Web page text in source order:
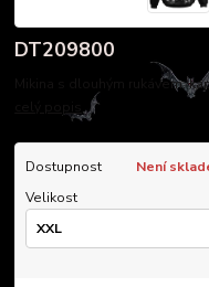
DT209800
Mikina s dlouhým rukávem,
Dostupnost
Není
Velikost